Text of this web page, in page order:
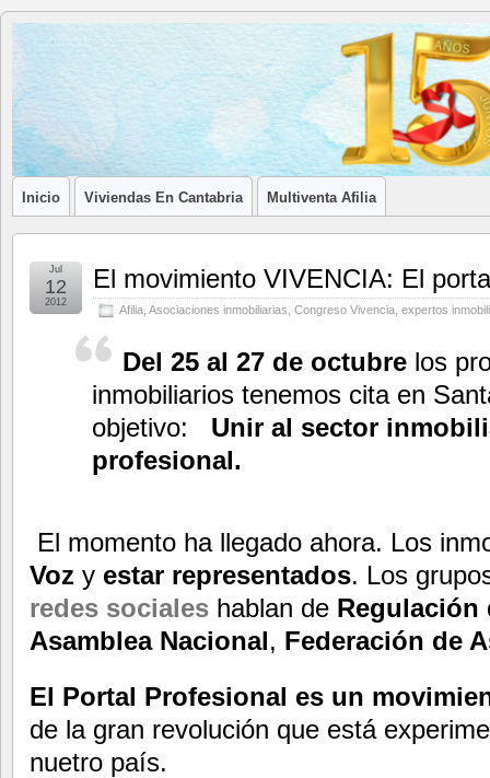
Blog de
Afilia
Inmobiliarias
LA ASOCIACIÓN DE LOS PROFESIONALES INMOBILIARIOS
Inicio Viviendas En Cantabria Multiventa Afilia
El movimiento VIVENCIA: El
Afilia Asociaciones inmobiliarias Congreso Vivencia expertos
Jul
12
2012
Del 25 al 27 de octubrelos
inmobiliarios tenemos cita en
objetivo:
Unir al sector
profesional.
El momento ha llegado ahora. Los
Voz y estar representados. Los
redes sociales hablan de Regulación
Asamblea Nacional, Federación de
El Portal Profesional es un
de la gran revolución que está
nuetro país.